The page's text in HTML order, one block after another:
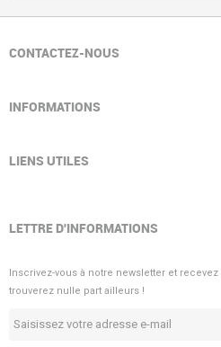
CONTACTEZ-NOUS
INFORMATIONS
LIENS UTILES
LETTRE D'INFORMATIONS
Inscrivez-vous à notre newsletter et
trouverez nulle part ailleurs !